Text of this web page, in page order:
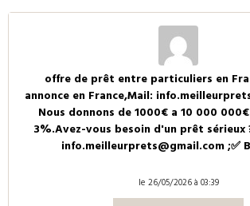
offre de prêt entre particuliers en
annonce en France,Mail:
Nous donnons de 1000€ a 10 000
3%.Avez-vous besoin d'un prêt sérieux
info.meilleurprets@gmail.com ;✅
le 26/05/2026 à 03:39